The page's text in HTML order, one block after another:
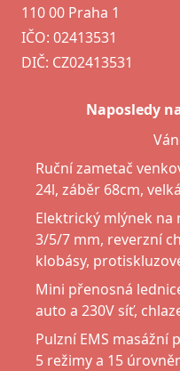
110 00 Praha 1
IČO: 02413531
DIČ: CZ02413531
Naposledy
Ruční zametač
24l, záběr 68cm,
Elektrický mlýnek na
3/5/7 mm, reverzní
klobásy,
Mini přenosná
auto a 230V síť,
Pulzní EMS masážní
5 režimy a 15